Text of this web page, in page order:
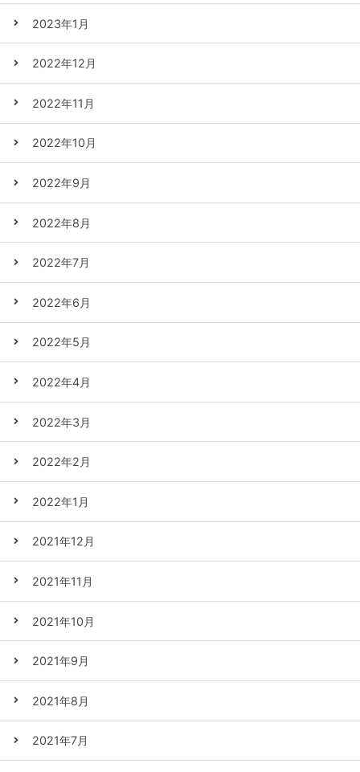
2023年1月
2022年12月
2022年11月
2022年10月
2022年9月
2022年8月
2022年7月
2022年6月
2022年5月
2022年4月
2022年3月
2022年2月
2022年1月
2021年12月
2021年11月
2021年10月
2021年9月
2021年8月
2021年7月